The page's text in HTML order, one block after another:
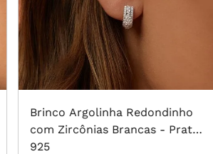
Brinco Argolinha Redondinho
com Zircônias Brancas - Prata
925